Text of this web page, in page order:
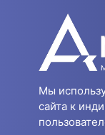
Мы
сайта к